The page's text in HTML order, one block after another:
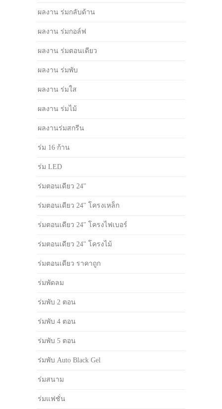
ผลงาน ร่มกลับด้าน
ผลงาน ร่มกอล์ฟ
ผลงาน ร่มตอนเดียว
ผลงาน ร่มพับ
ผลงาน ร่มใส
ผลงาน ร่มไม้
ผลงานร่มสกรีน
ร่ม 16 ก้าน
ร่ม LED
ร่มตอนเดียว 24"
ร่มตอนเดียว 24" โครงเหล็ก
ร่มตอนเดียว 24" โครงไฟเบอร์
ร่มตอนเดียว 24" โครงไม้
ร่มตอนเดียว ราคาถูก
ร่มพัดลม
ร่มพับ 2 ตอน
ร่มพับ 4 ตอน
ร่มพับ 5 ตอน
ร่มพับ Auto Black Gel
ร่มสนาม
ร่มแฟชั่น